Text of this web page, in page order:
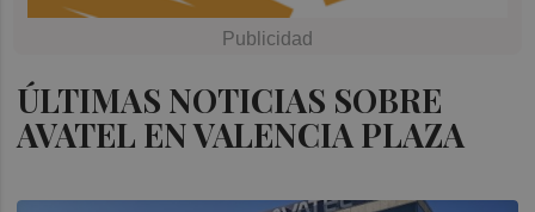
ÚLTIMAS NOTICIAS SOBRE
AVATEL EN VALENCIA PLAZA